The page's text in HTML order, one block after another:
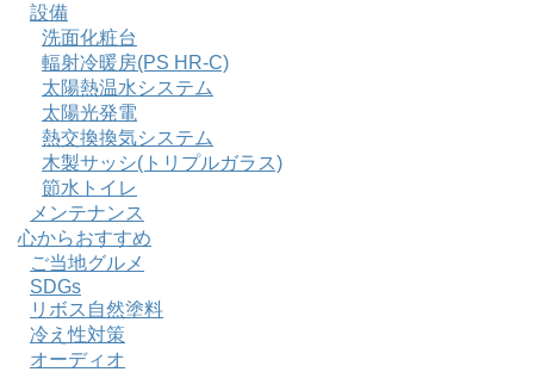
設備
洗面化粧台
輻射冷暖房(PS HR-C)
太陽熱温水システム
太陽光発電
熱交換換気システム
木製サッシ(トリプルガラス)
節水トイレ
メンテナンス
心からおすすめ
ご当地グルメ
SDGs
リボス自然塗料
冷え性対策
オーディオ